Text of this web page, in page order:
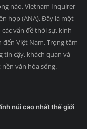
nào. Vietnam Inquirer
hợp (ANA). Đây là một
vấn đề thời sự, kinh
đến Việt Nam. Trọng tâm
tin cậy, khách quan và
văn hóa sống.
núi cao nhất thế giới